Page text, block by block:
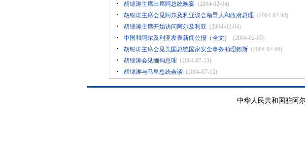
胡锦涛主席出席阿总统晚宴 (2004-02-04)
胡锦涛主席会见阿尔及利亚议会领导人和政府总理 (2004-02-04)
胡锦涛主席开始访问阿尔及利亚 (2004-02-04)
中国和阿尔及利亚发表新闻公报（全文）
(2004-02-05)
胡锦涛主席会见美国总统国家安全事务助理赖斯 (2004-07-09)
胡锦涛会见缅甸总理 (2004-07-13)
胡锦涛与马里总统会谈 (2004-07-15)
中华人民共和国驻阿